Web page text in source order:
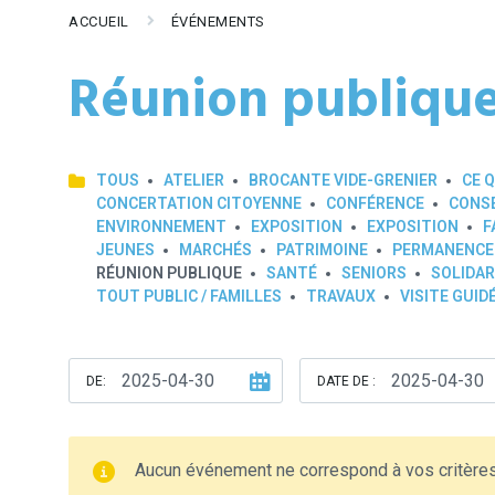
ACCUEIL ÉVÉNEMENTS
Réunion
TOUS ATELIER BROCANTE VIDE-GRENIER CE
CONCERTATION CITOYENNE
CONFÉRENCE
ENVIRONNEMENT
EXPOSITION EXPOSITION
JEUNES
MARCHÉS PATRIMOINE
RÉUNION PUBLIQUE
SANTÉ SENIORS
TOUT PUBLIC / FAMILLES
TRAVAUX VISITE
DE: DATE DE :
Aucun événement ne correspond à vos